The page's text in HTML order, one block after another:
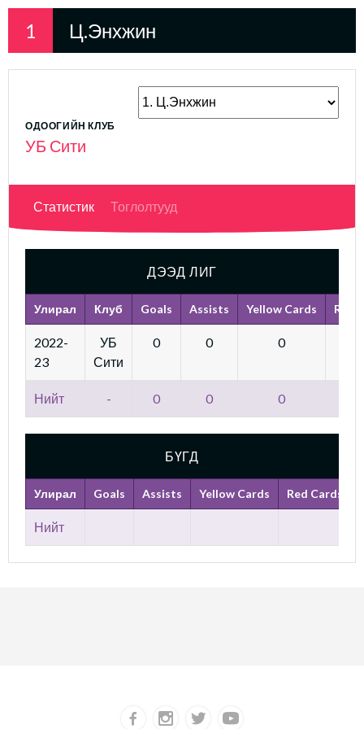
1 Ц.Энхжин
ОДООГИЙН КЛУБ
УБ Сити
Статистик Тоглолтууд
ДЭЭД ЛИГ
Улирал Клуб Goals Assists Yellow Cards Red
2022-
23
УБ
Сити
0 0 0
Нийт - 0 0 0
БҮГД
Улирал Goals Assists Yellow Cards Red Cards
Нийт